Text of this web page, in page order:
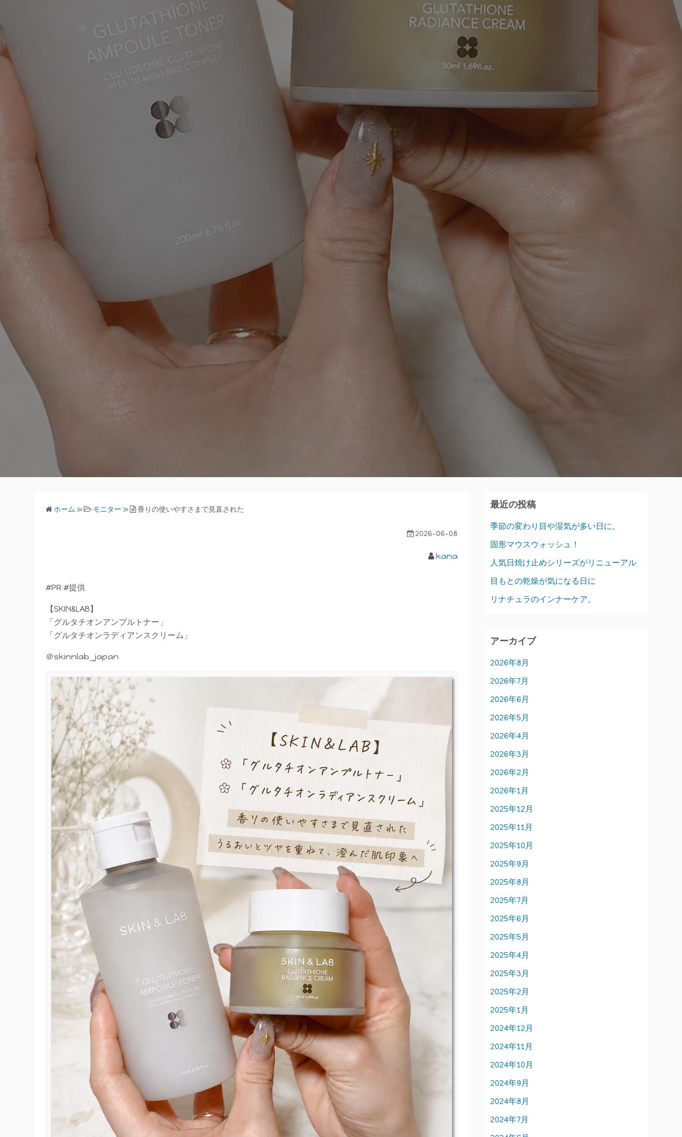
ホーム » モニター » 香りの使いやすさまで見直された
2026-06-08
kana
#PR #提供
【SKIN&LAB】
「グルタチオンアンプルトナー」
「グルタチオンラディアンスクリーム」
＠skinnlab_japan
最近の投稿
季節の変わり目や湿気が多い日に。
固形マウスウォッシュ！
人気日焼け止めシリーズがリニューアル
目もとの乾燥が気になる日に
リナチュラのインナーケア。
アーカイブ
2026年8月
2026年7月
2026年6月
2026年5月
2026年4月
2026年3月
2026年2月
2026年1月
2025年12月
2025年11月
2025年10月
2025年9月
2025年8月
2025年7月
2025年6月
2025年5月
2025年4月
2025年3月
2025年2月
2025年1月
2024年12月
2024年11月
2024年10月
2024年9月
2024年8月
2024年7月